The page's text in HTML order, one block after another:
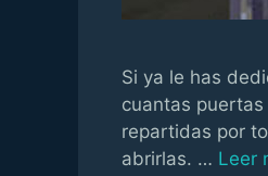
Si ya le has
cuantas
repartidas por
abrirlas. … Leer